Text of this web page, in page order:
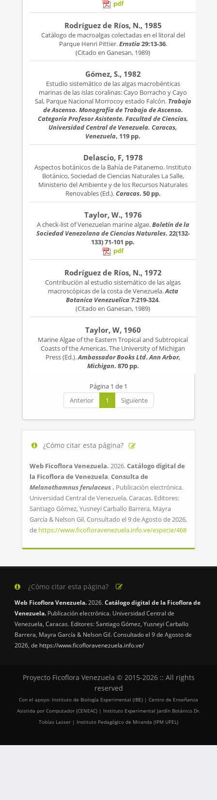
pdf
Rodríguez de Ríos, N., 1985
Catálogo de macroalgas colectadas en el litoral del
Parque Henri Pittier.Ernstia29:13-36.
(Citado en Ganesan, 1989)
Gómez, S., 1982
Estudio sistemático de las algas macrobénticas
marinas de las islas coralinas: Cayo Borracho y Cayo
Sal, Parque Nacional Morrocoy estado Falcón. Trabajo
de Ascenso. Monografía de Trabajo de Ascenso.
Categoría Profesor Asistente. Facultad de Ciencias,
Universidad Central de Venezuela. Caracas,
Venezuela, 119 pp.
Delascio, F, 1978
Aspectos botánicos de la Bahía de Patanemo. Instituto
Botánico, Sociedad de Ciencias Naturales La Salle,
Ministerio del Ambiente y de los Recursos Naturales
Renovables (Ed.).Caracas. 50 pp.
Taylor, W., 1976
A check-list of Venezuelan marine algae.Boletín de la
Sociedad Venezolana de Ciencias Naturales. 22(132-
133)71-101 pp.
pdf
Rodríguez de Ríos, N., 1972
Contribución al estudio sistemático de las algas
macroscópicas de la costa de Venezuela.Acta
Botanica Venezuelica7:219-324.
(Citado en Ganesan, 1989)
Taylor, W, 1960
Marine Algae of the Eastern Tropical and Subtropical
Coasts of the Americas. The University of Michigan
Press (Ed.).Ambassador Books Ltd.Ann Arbor,
Michigan. 870 pp.
Página 1 de 1
Anterior
1 Siguiente
¿Cómo citar esta página?
Web Ficoflora Venezuela. 2026.Catálogo digital de
la Ficoflora de Venezuela.Consulta de
Melanothamnus ferulaceus . Publicación electrónica.
Universidad Central de Venezuela, Caracas. Editores:
Santiago Gómez, Yusneyi Carballo Barrera, Mayra
García & Nelson Gil. Consultado el 9 de Agosto de 2026,
de https://www.ficofloravenezuela.info.ve/especie/468
¿Cómo citar esta página?
Web Ficoflora Venezuela.2026.Catálogo digital de la Ficoflora de
Venezuela. Publicación electrónica. Universidad Central de
Venezuela, Caracas. Editores: Santiago Gómez, Yusneyi Carballo
Barrera, Mayra García & Nelson Gil. Consultado el 9 de Agosto de
2026, de https://www.ficofloravenezuela.info.ve/
Proyecto Ficoflora Venezuela © 2015-2026 :: All rights
reserved
Con el apoyo: Instituto de Biología Experimental (IBE) | Centro de Enseñanza
Asistida por Computador (CENEAC) | Instituto Experimental Jardín Botánico Dr.
Tobías Lasser | Instituto Pedagógico de Miranda (IPM UPEL)